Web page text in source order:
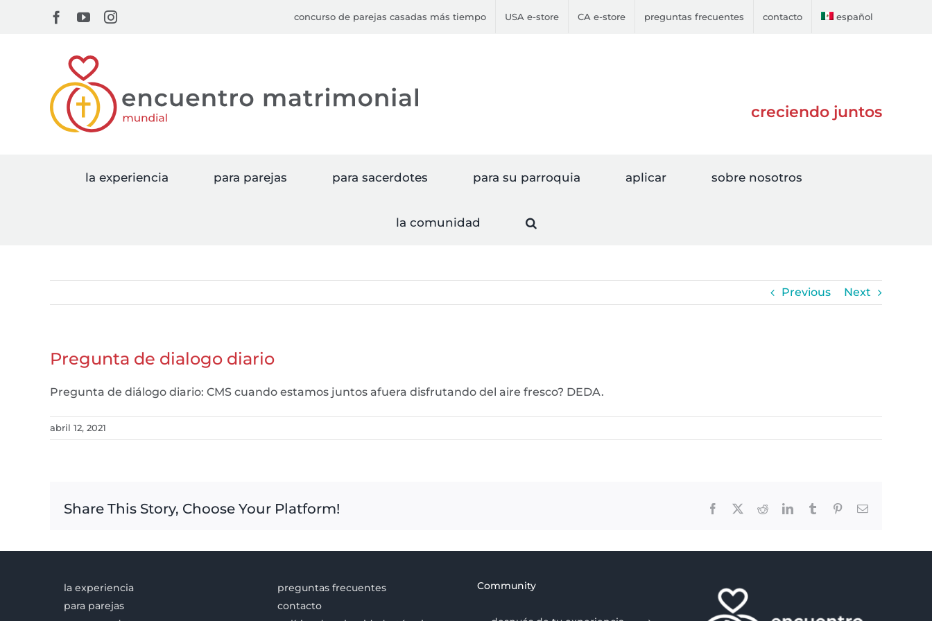
Facebook
YouTubeInstagram concurso de parejas casadas más tiempo USA e-store CA e-store preguntas frecuentes contacto español
creciendo juntos
la experiencia para parejas para sacerdotes para su parroquia aplicar sobre nosotros
la comunidad
Previous Next
Pregunta de dialogo diario
Pregunta de diálogo diario: CMS cuando estamos juntos afuera disfrutando del aire fresco? DEDA.
abril 12, 2021
Share This Story, Choose Your Platform! Facebook RedditLinkedInTumblr PinterestEmail
la experiencia
para parejas
preguntas frecuentes
contacto
Community